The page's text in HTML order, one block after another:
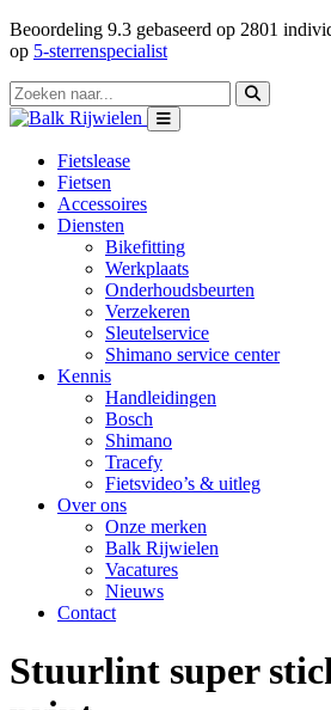
Beoordeling 9.3 gebaseerd op 2801
op 5-sterrenspecialist
Fietslease
Fietsen
Accessoires
Diensten
Bikefitting
Werkplaats
Onderhoudsbeurten
Verzekeren
Sleutelservice
Shimano service center
Kennis
Handleidingen
Bosch
Shimano
Tracefy
Fietsvideo’s & uitleg
Over ons
Onze merken
Balk Rijwielen
Vacatures
Nieuws
Contact
Stuurlint super